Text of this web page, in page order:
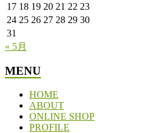
17 18 19 20 21 22 23
24 25 26 27 28 29 30
31
« 5月
MENU
HOME
ABOUT
ONLINE SHOP
PROFILE